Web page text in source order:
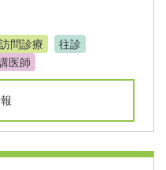
訪問診療
往診
医師